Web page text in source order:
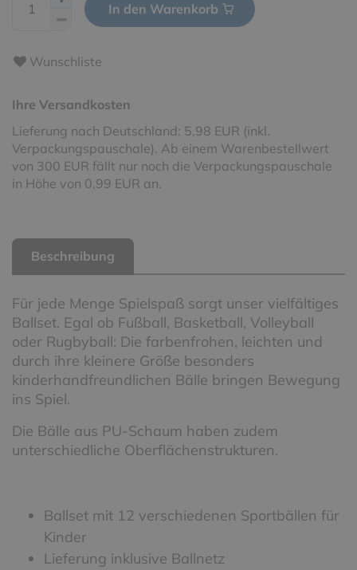
In den Warenkorb
Wunschliste
Ihre Versandkosten
Lieferung nach Deutschland: 5,98 EUR (inkl.
Verpackungspauschale). Ab einem Warenbestellwert
von 300 EUR fällt nur noch die Verpackungspauschale
in Höhe von 0,99 EUR an.
Beschreibung
Für jede Menge Spielspaß sorgt unser vielfältiges
Ballset. Egal ob Fußball, Basketball, Volleyball
oder Rugbyball: Die farbenfrohen, leichten und
durch ihre kleinere Größe besonders
kinderhandfreundlichen Bälle bringen Bewegung
ins Spiel.
Die Bälle aus PU-Schaum haben zudem
unterschiedliche Oberflächenstrukturen.
Ballset mit 12 verschiedenen Sportbällen für
Kinder
Lieferung inklusive Ballnetz